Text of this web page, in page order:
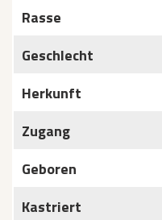
Rasse
Geschlecht
Herkunft
Zugang
Geboren
Kastriert